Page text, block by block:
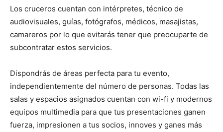
Los cruceros cuentan con intérpretes, técnico de
audiovisuales, guías, fotógrafos, médicos, masajistas,
camareros por lo que evitarás tener que preocuparte de
subcontratar estos servicios.
Dispondrás de áreas perfecta para tu evento,
independientemente del número de personas. Todas las
salas y espacios asignados cuentan con wi-fi y modernos
equipos multimedia para que tus presentaciones ganen
fuerza, impresionen a tus socios, innoves y ganes más